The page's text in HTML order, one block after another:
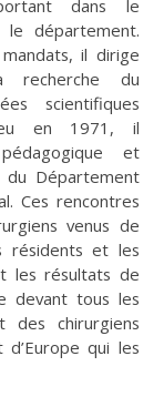
dans le
le département.
il dirige
recherche du
scientifiques
en 1971, il
et
du Département
Ces rencontres
venus de
résidents et les
les résultats de
devant tous les
des chirurgiens
qui les